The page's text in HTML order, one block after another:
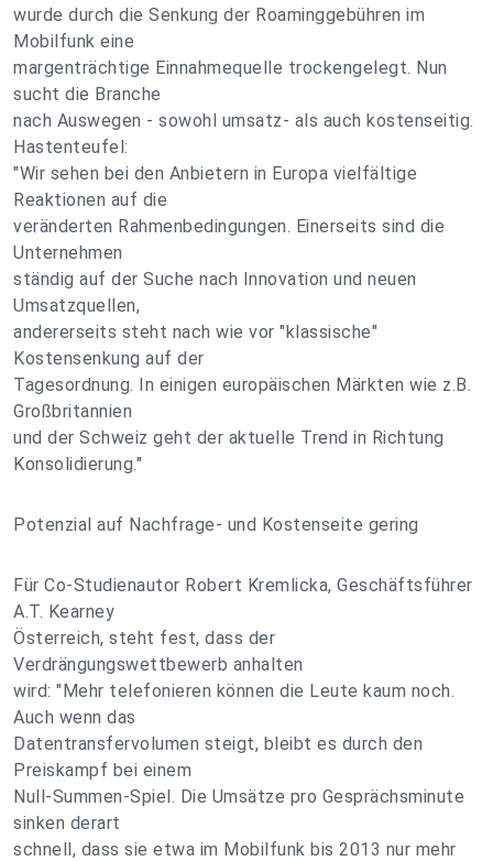
wurde durch die Senkung der Roaminggebühren im
Mobilfunk eine
margenträchtige Einnahmequelle trockengelegt. Nun
sucht die Branche
nach Auswegen - sowohl umsatz- als auch kostenseitig.
Hastenteufel:
"Wir sehen bei den Anbietern in Europa vielfältige
Reaktionen auf die
veränderten Rahmenbedingungen. Einerseits sind die
Unternehmen
ständig auf der Suche nach Innovation und neuen
Umsatzquellen,
andererseits steht nach wie vor "klassische"
Kostensenkung auf der
Tagesordnung. In einigen europäischen Märkten wie z.B.
Großbritannien
und der Schweiz geht der aktuelle Trend in Richtung
Konsolidierung."
Potenzial auf Nachfrage- und Kostenseite gering
Für Co-Studienautor Robert Kremlicka, Geschäftsführer
A.T. Kearney
Österreich, steht fest, dass der
Verdrängungswettbewerb anhalten
wird: "Mehr telefonieren können die Leute kaum noch.
Auch wenn das
Datentransfervolumen steigt, bleibt es durch den
Preiskampf bei einem
Null-Summen-Spiel. Die Umsätze pro Gesprächsminute
sinken derart
schnell, dass sie etwa im Mobilfunk bis 2013 nur mehr